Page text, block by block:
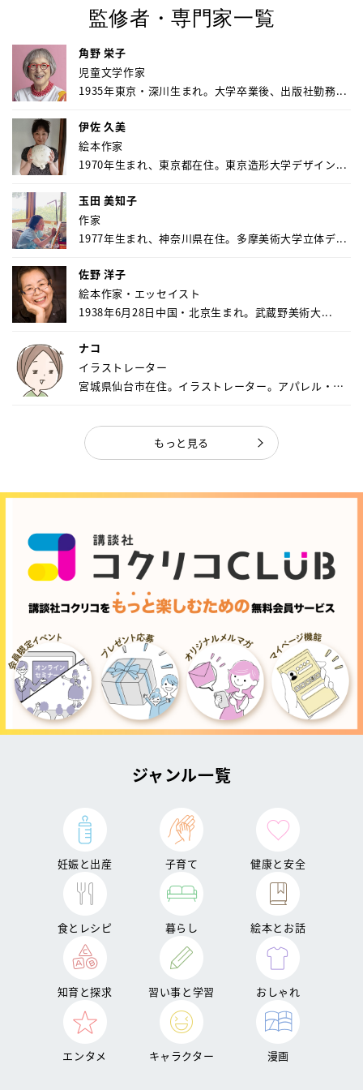
監修者・専門家一覧
角野 栄子
児童文学作家
1935年東京・深川生まれ。大学卒業後、出版社勤務...
伊佐 久美
絵本作家
1970年生まれ、東京都在住。東京造形大学デザイン...
玉田 美知子
作家
1977年生まれ、神奈川県在住。多摩美術大学立体デ...
佐野 洋子
絵本作家・エッセイスト
1938年6月28日中国・北京生まれ。武蔵野美術大...
ナコ
イラストレーター
宮城県仙台市在住。イラストレーター。アパレル・キ
もっと見る
ジャンル一覧
妊娠と出産 子育て 健康と安全
食とレシピ 暮らし 絵本とお話
知育と探求 習い事と学習 おしゃれ
エンタメ キャラクター 漫画